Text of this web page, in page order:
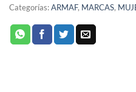
Categorías:ARMAF, MARCAS,